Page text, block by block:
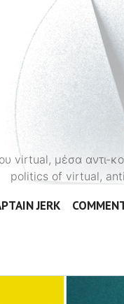
virtual, μέσα
politics of virtual,
JERK